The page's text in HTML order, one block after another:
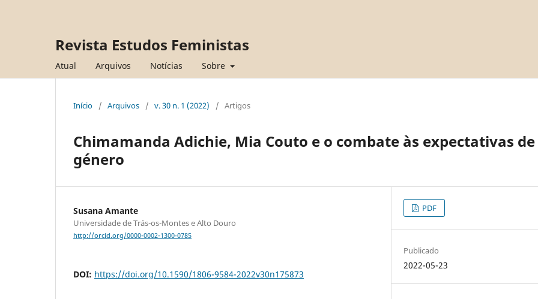
Revista Estudos Feministas
Atual Arquivos Notícias Sobre
Início / Arquivos / v. 30 n. 1 (2022) / Artigos
Chimamanda Adichie, Mia Couto e o combate às expectativas de
género
Susana Amante
Universidade de Trás-os-Montes e Alto Douro
http://orcid.org/0000-0002-1300-0785
DOI: https://doi.org/10.1590/1806-9584-2022v30n175873
PDF
Publicado
2022-05-23